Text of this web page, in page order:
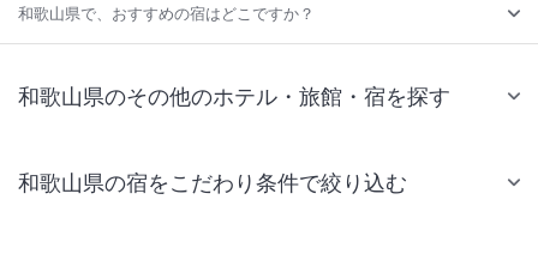
和歌山県で、おすすめの宿はどこですか？
和歌山県のその他のホテル・旅館・宿を探す
和歌山県の宿をこだわり条件で絞り込む